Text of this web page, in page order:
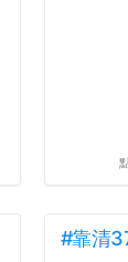
#靠清